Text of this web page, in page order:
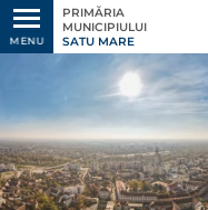
MENU
PRIMĂRIA
MUNICIPIULUI
SATU MARE